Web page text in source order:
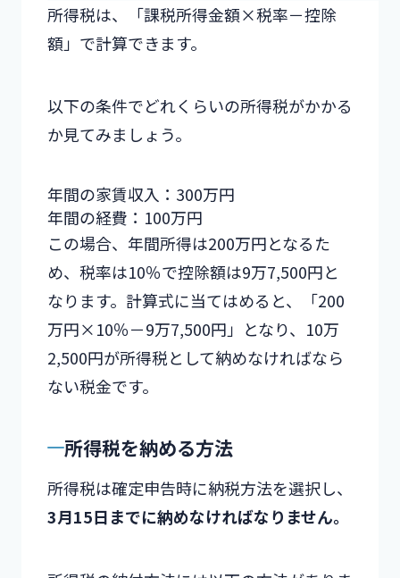
所得税は、「課税所得金額×税率－控除
額」で計算できます。
以下の条件でどれくらいの所得税がかかる
か見てみましょう。
年間の家賃収入：300万円
年間の経費：100万円
この場合、年間所得は200万円となるた
め、税率は10％で控除額は9万7,500円と
なります。計算式に当てはめると、「200
万円×10％－9万7,500円」となり、10万
2,500円が所得税として納めなければなら
ない税金です。
所得税を納める方法
所得税は確定申告時に納税方法を選択し、
3月15日までに納めなければなりません。